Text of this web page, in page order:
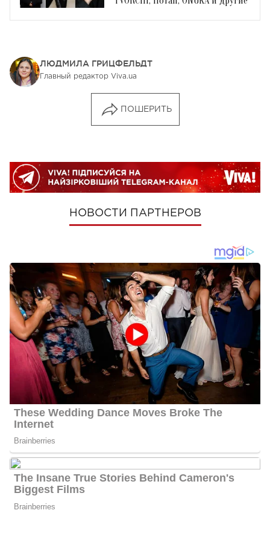
ЛЮДМИЛА ГРИЦФЕЛЬДТ
Главный редактор Viva.ua
ПОШЕРИТЬ
НОВОСТИ ПАРТНЕРОВ